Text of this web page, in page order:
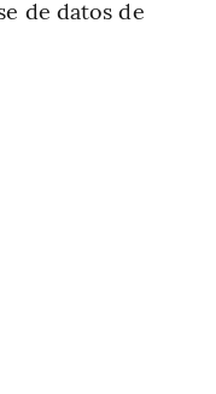
de datos de